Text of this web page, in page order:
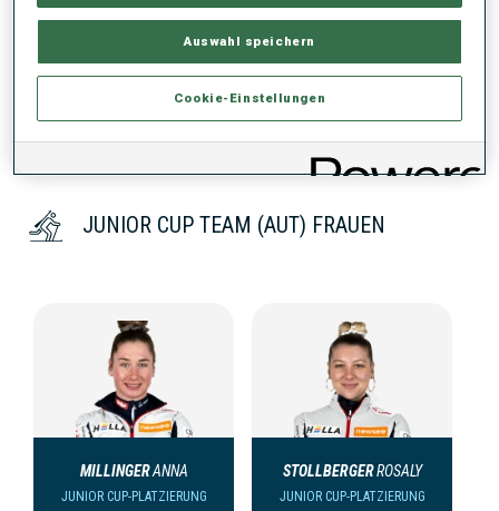
KEINE DATEN VORHANDEN
JUNIOR CUP TEAM (AUT) FRAUEN
MILLINGERANNA
JUNIOR CUP-PLATZIERUNG
STOLLBERGERROSALY
JUNIOR CUP-PLATZIERUNG
Auswahl speichern
Cookie-Einstellungen